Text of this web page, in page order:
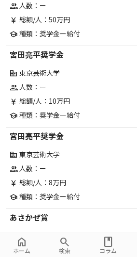
group人数：ー
currency_yen 総額/人：50万円
school 種類：奨学金ー給付
宮田亮平奨学金
corporate_fare 東京芸術大学
group人数：ー
currency_yen 総額/人：10万円
school 種類：奨学金ー給付
宮田亮平奨学金
corporate_fare 東京芸術大学
group人数：ー
currency_yen 総額/人：8万円
school 種類：奨学金ー給付
あさかぜ賞
東京芸術大学
group人数：ー
home
ホーム
search
検索
book
コラム